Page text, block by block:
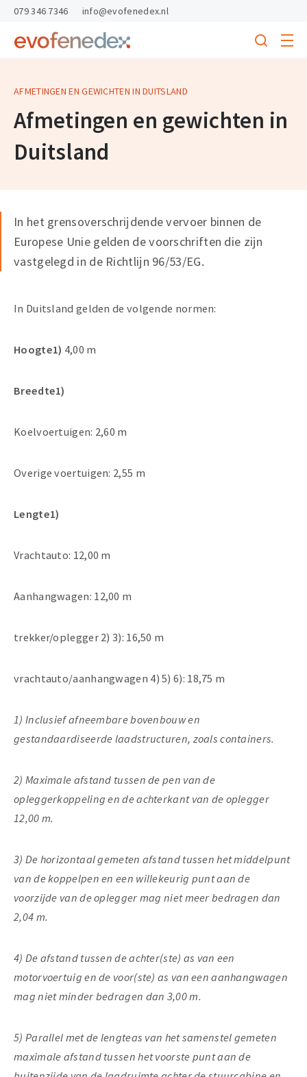
skipToContent
skipToFooter
Return
homepage
Search
menu
079 346 7346 info@evofenedex.nl
AFMETINGEN EN GEWICHTEN IN DUITSLAND
Afmetingen en gewichten in
Duitsland
In het grensoverschrijdende vervoer binnen de
Europese Unie gelden de voorschriften die zijn
vastgelegd in de Richtlijn 96/53/EG.
In Duitsland gelden de volgende normen:
Hoogte1) 4,00 m
Breedte1)
Koelvoertuigen: 2,60 m
Overige voertuigen: 2,55 m
Lengte1)
Vrachtauto: 12,00 m
Aanhangwagen: 12,00 m
trekker/oplegger 2) 3): 16,50 m
vrachtauto/aanhangwagen 4) 5) 6): 18,75 m
1) Inclusief afneembare bovenbouw en
gestandaardiseerde laadstructuren, zoals containers.
2) Maximale afstand tussen de pen van de
opleggerkoppeling en de achterkant van de oplegger
12,00 m.
3) De horizontaal gemeten afstand tussen het middelpunt
van de koppelpen en een willekeurig punt aan de
voorzijde van de oplegger mag niet meer bedragen dan
2,04 m.
4) De afstand tussen de achter(ste) as van een
motorvoertuig en de voor(ste) as van een aanhangwagen
mag niet minder bedragen dan 3,00 m.
5) Parallel met de lengteas van het samenstel gemeten
maximale afstand tussen het voorste punt aan de